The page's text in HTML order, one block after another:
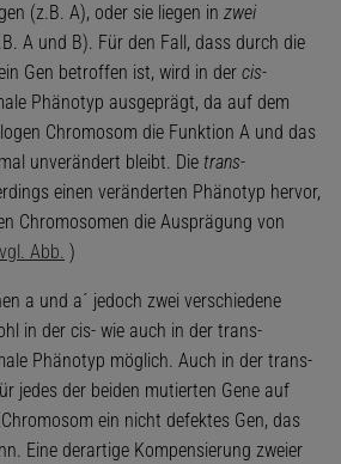
(z.B. A), oder sie liegen in zwei
A und B). Für den Fall, dass durch die
Gen betroffen ist, wird in der cis-
Phänotyp ausgeprägt, da auf dem
Chromosom die Funktion A und das
unverändert bleibt. Die trans-
einen veränderten Phänotyp hervor,
Chromosomen die Ausprägung von
vgl. Abb. )
a und a´ jedoch zwei verschiedene
in der cis- wie auch in der trans-
Phänotyp möglich. Auch in der trans-
jedes der beiden mutierten Gene auf
ein nicht defektes Gen, das
Eine derartige Kompensierung zweier